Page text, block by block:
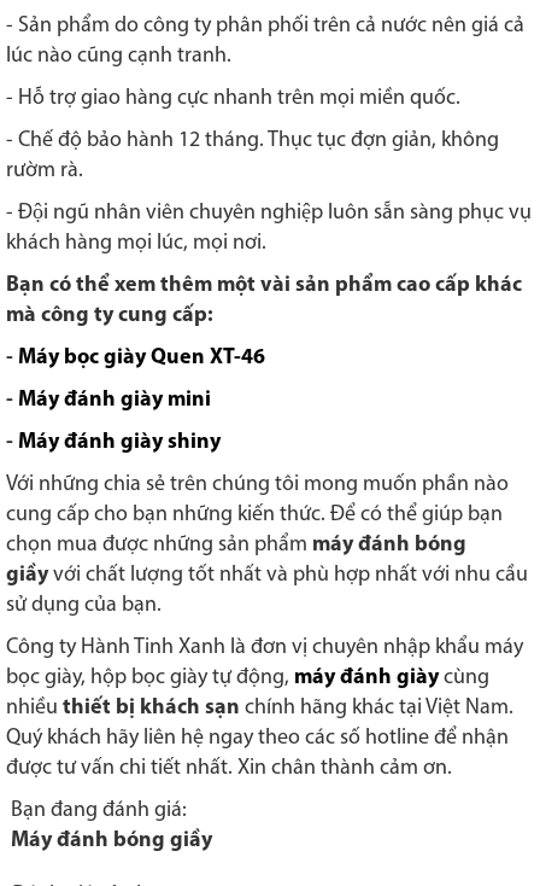
- Sản phẩm do công ty phân phối trên cả nước nên giá cả
lúc nào cũng cạnh tranh.
- Hỗ trợ giao hàng cực nhanh trên mọi miền quốc.
- Chế độ bảo hành 12 tháng. Thục tục đợn giản, không
rườm rà.
- Đội ngũ nhân viên chuyên nghiệp luôn sẵn sàng phục vụ
khách hàng mọi lúc, mọi nơi.
Bạn có thể xem thêm một vài sản phẩm cao cấp khác
mà công ty cung cấp:
- Máy bọc giày Quen XT-46
- Máy đánh giày mini
- Máy đánh giày shiny
Với những chia sẻ trên chúng tôi mong muốn phần nào
cung cấp cho bạn những kiến thức. Để có thể giúp bạn
chọn mua được những sản phẩm máy đánh bóng
giầyvới chất lượng tốt nhất và phù hợp nhất với nhu cầu
sử dụng của bạn.
Công ty Hành Tinh Xanh là đơn vị chuyên nhập khẩu máy
bọc giày, hộp bọc giày tự động, máy đánh giàycùng
nhiều thiết bị khách sạn chính hãng khác tại Việt Nam.
Quý khách hãy liên hệ ngay theo các số hotline để nhận
được tư vấn chi tiết nhất. Xin chân thành cảm ơn.
Bạn đang đánh giá:
Máy đánh bóng giầy